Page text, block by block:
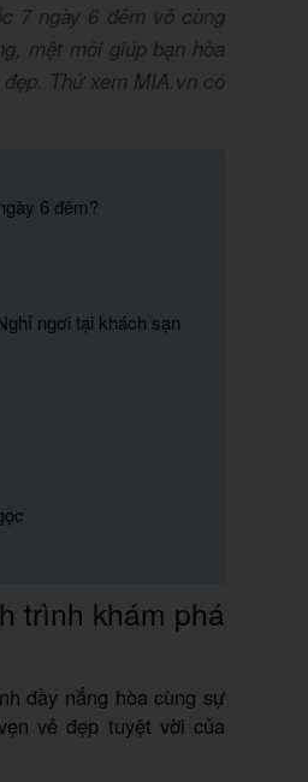
7 ngày 6 đêm vô cùng
mệt mỏi giúp bạn hòa
Thử xem MIA.vn có
6 đêm?
ngơi tại khách sạn
trình khám phá
đầy nắng hòa cùng sự
vẻ đẹp tuyệt vời của